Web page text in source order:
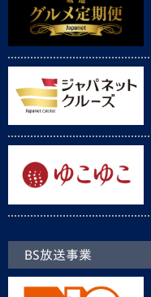
BS放送事業